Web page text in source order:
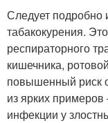
Следует подробно
табакокурения.
респираторного
кишечника,
повышенный риск
из ярких
инфекции у